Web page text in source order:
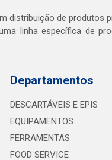
distribuição de produtos
linha específica de
Departamentos
DESCARTÁVEIS E EPIS
EQUIPAMENTOS
FERRAMENTAS
FOOD SERVICE